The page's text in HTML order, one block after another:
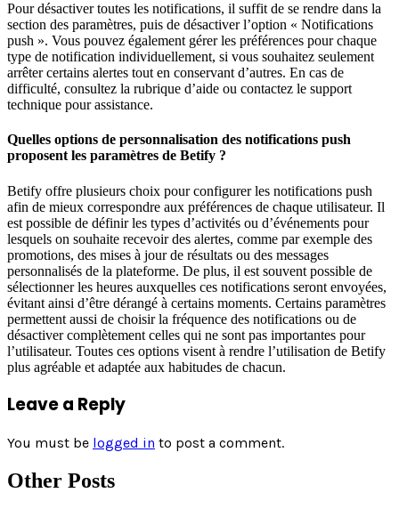
Pour désactiver toutes les notifications, il suffit de se rendre dans la
section des paramètres, puis de désactiver l’option « Notifications
push ». Vous pouvez également gérer les préférences pour chaque
type de notification individuellement, si vous souhaitez seulement
arrêter certains alertes tout en conservant d’autres. En cas de
difficulté, consultez la rubrique d’aide ou contactez le support
technique pour assistance.
Quelles options de personnalisation des notifications push
proposent les paramètres de Betify ?
Betify offre plusieurs choix pour configurer les notifications push
afin de mieux correspondre aux préférences de chaque utilisateur. Il
est possible de définir les types d’activités ou d’événements pour
lesquels on souhaite recevoir des alertes, comme par exemple des
promotions, des mises à jour de résultats ou des messages
personnalisés de la plateforme. De plus, il est souvent possible de
sélectionner les heures auxquelles ces notifications seront envoyées,
évitant ainsi d’être dérangé à certains moments. Certains paramètres
permettent aussi de choisir la fréquence des notifications ou de
désactiver complètement celles qui ne sont pas importantes pour
l’utilisateur. Toutes ces options visent à rendre l’utilisation de Betify
plus agréable et adaptée aux habitudes de chacun.
Leave a Reply
You must be logged in to post a comment.
Other Posts